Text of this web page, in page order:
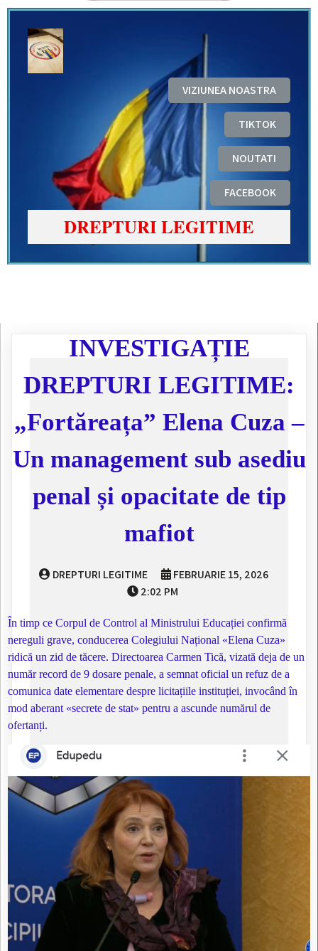
VIZIUNEA NOASTRA
TIKTOK
NOUTATI
FACEBOOK
DREPTURI LEGITIME
INVESTIGAȚIE
DREPTURI LEGITIME:
„Fortăreața” Elena Cuza –
Un management sub asediu
penal și opacitate de tip
mafiot
DREPTURI LEGITIME
FEBRUARIE 15, 2026
2:02 PM
În timp ce Corpul de Control al Ministrului Educației confirmă
nereguli grave, conducerea Colegiului Național «Elena Cuza»
ridică un zid de tăcere. Directoarea Carmen Tică, vizată deja de un
număr record de 9 dosare penale, a semnat oficial un refuz de a
comunica date elementare despre licitațiile instituției, invocând în
mod aberant «secrete de stat» pentru a ascunde numărul de
ofertanți.